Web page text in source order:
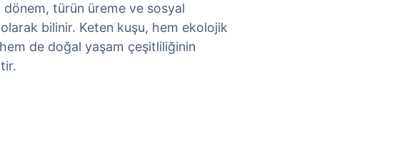
türün üreme ve sosyal
olarak bilinir. Keten kuşu, hem ekolojik
hem de doğal yaşam çeşitliliğinin